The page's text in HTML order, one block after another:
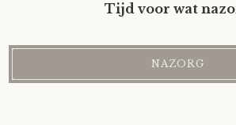
Tijd voor wat